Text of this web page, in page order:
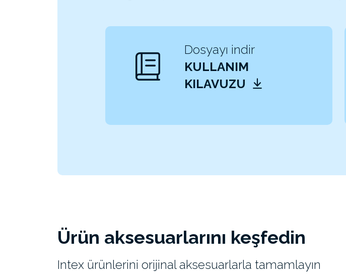
Dosyayı indir
KULLANIM
KILAVUZU
Ürün aksesuarlarını keşfedin
Intex ürünlerini orijinal aksesuarlarla tamamlayın